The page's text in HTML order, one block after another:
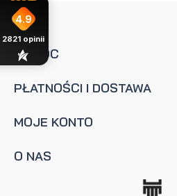
POMOC
PŁATNOŚCI I DOSTAWA
MOJE KONTO
O NAS
4.9
2821 opinii